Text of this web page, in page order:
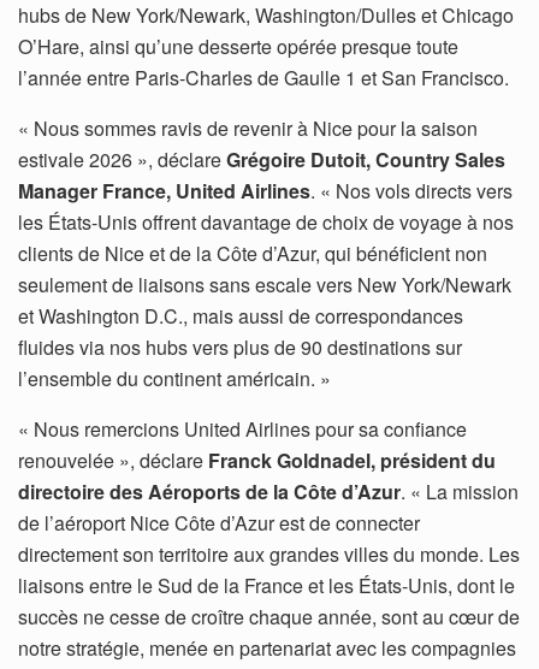
hubs de New York/Newark, Washington/Dulles et Chicago
O’Hare, ainsi qu’une desserte opérée presque toute
l’année entre Paris-Charles de Gaulle 1 et San Francisco.
« Nous sommes ravis de revenir à Nice pour la saison
estivale 2026 », déclareGrégoire Dutoit, Country Sales
Manager France, United Airlines. « Nos vols directs vers
les États-Unis offrent davantage de choix de voyage à nos
clients de Nice et de la Côte d’Azur, qui bénéficient non
seulement de liaisons sans escale vers New York/Newark
et Washington D.C., mais aussi de correspondances
fluides via nos hubs vers plus de 90 destinations sur
l’ensemble du continent américain. »
« Nous remercions United Airlines pour sa confiance
renouvelée », déclare Franck Goldnadel, président du
directoire des Aéroports de la Côte d’Azur. « La mission
de l’aéroport Nice Côte d’Azur est de connecter
directement son territoire aux grandes villes du monde. Les
liaisons entre le Sud de la France et les États-Unis, dont le
succès ne cesse de croître chaque année, sont au cœur de
notre stratégie, menée en partenariat avec les compagnies